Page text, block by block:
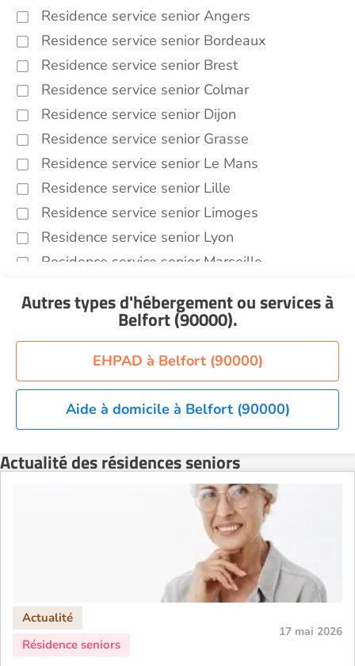
Residence service senior Angers
Residence service senior Bordeaux
Residence service senior Brest
Residence service senior Colmar
Residence service senior Dijon
Residence service senior Grasse
Residence service senior Le Mans
Residence service senior Lille
Residence service senior Limoges
Residence service senior Lyon
Residence service senior Marseille
Residence service senior Montélimar
Residence service senior Nîmes
Residence service senior Orléans
Residence service senior Perpignan
Residence service senior Rennes
Residence service senior Strasbourg
Residence service senior Toulouse
Autres types d'hébergement ou servicesà
Belfort (90000).
EHPAD à Belfort (90000)
Aide à domicile à Belfort (90000)
Actualité des résidences seniors
17 mai 2026